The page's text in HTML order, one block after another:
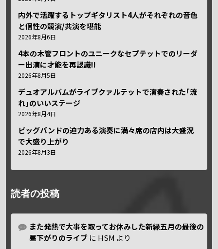
内外で活躍するトップギタリスト4人がそれぞれの音色
と個性の競演/共演を堪能
2026年8月6日
4本の木管フロントのユニークなセプテットでのリーダ
ー出演に才能を再認識!!
2026年8月5日
デュオアルバムがライブクァルテットで演奏された｢流
れ｣のいいステージ
2026年8月4日
ビッグバンドの迫力ある演奏に満々席の店内は大盛況
で大盛り上がり
2026年8月3日
読者の投稿
また発熱で大事を取ってお休みした新緑五月の最後の
昼下がりのライブ に HSM より